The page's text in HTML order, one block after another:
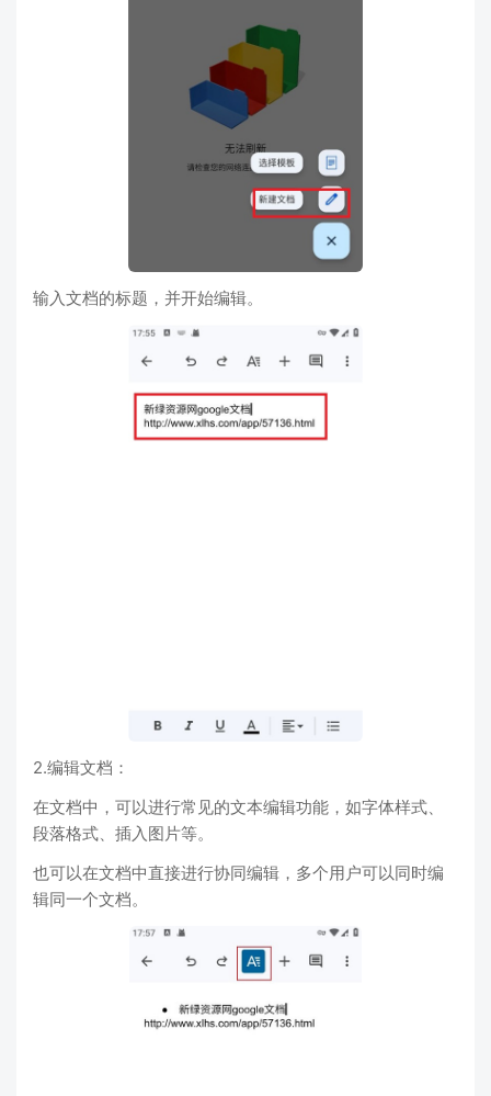
输入文档的标题，并开始编辑。
2.编辑文档：
在文档中，可以进行常见的文本编辑功能，如字体样式、
段落格式、插入图片等。
也可以在文档中直接进行协同编辑，多个用户可以同时编
辑同一个文档。